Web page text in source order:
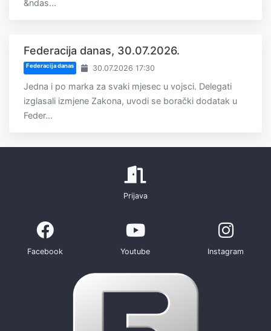
&ndas...
Federacija danas, 30.07.2026.
Federacija danas 30.07.2026 17:30
Jedna i po marka za svaki mjesec u vojsci. Delegati
izglasali izmjene Zakona, uvodi se borački dodatak u
Feder...
Prijava
Facebook Youtube Instagram